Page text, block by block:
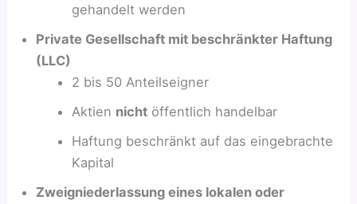
gehandelt werden
Private Gesellschaft mit beschränkter Haftung
(LLC)
2 bis 50 Anteilseigner
Aktien nichtöffentlich handelbar
Haftung beschränkt auf das eingebrachte
Kapital
Zweigniederlassung eines lokalen oder